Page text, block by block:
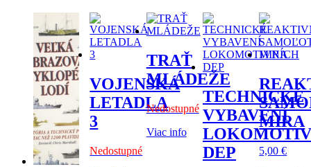
VOJENSKÁ
LETADLA
3
Nedostupné
TRAŤ
MLÁDEŽE
Nedostupné
Viac info
TECHNICKÉ
VYBAVENÍ
DEP
MIRA
5,00€